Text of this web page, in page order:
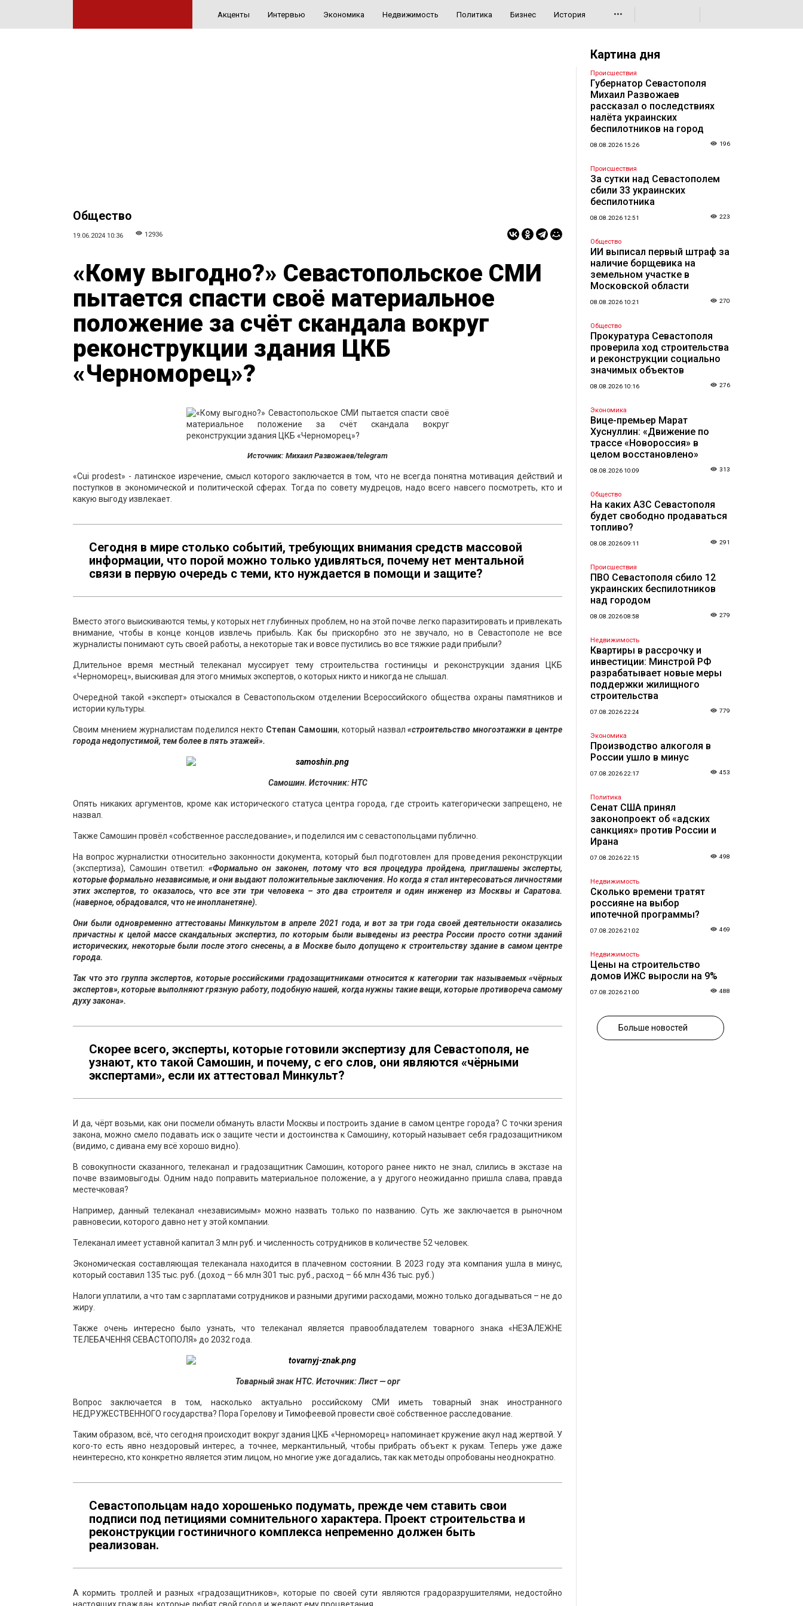
Акценты Интервью Экономика Недвижимость Политика Бизнес История •••
Общество
19.06.2024 10:36 12936
«Кому выгодно?» Севастопольское СМИ
пытается спасти своё материальное
положение за счёт скандала вокруг
реконструкции здания ЦКБ
«Черноморец»?
Источник: Михаил Развожаев/telegram
«Cui prodest» - латинское изречение, смысл которого заключается в том, что не всегда понятна мотивация действий и
поступков в экономической и политической сферах. Тогда по совету мудрецов, надо всего навсего посмотреть, кто и
какую выгоду извлекает.
Сегодня в мире столько событий, требующих внимания средств массовой
информации, что порой можно только удивляться, почему нет ментальной
связи в первую очередь с теми, кто нуждается в помощи и защите?
Вместо этого выискиваются темы, у которых нет глубинных проблем, но на этой почве легко паразитировать и привлекать
внимание, чтобы в конце концов извлечь прибыль. Как бы прискорбно это не звучало, но в Севастополе не все
журналисты понимают суть своей работы, а некоторые так и вовсе пустились во все тяжкие ради прибыли?
Длительное время местный телеканал муссирует тему строительства гостиницы и реконструкции здания ЦКБ
«Черноморец», выискивая для этого мнимых экспертов, о которых никто и никогда не слышал.
Очередной такой «эксперт» отыскался в Севастопольском отделении Всероссийского общества охраны памятников и
истории культуры.
Своим мнением журналистам поделился некто Степан Самошин, который назвал«строительство многоэтажки в центре
города недопустимой, тем более в пять этажей».
Самошин. Источник: НТС
Опять никаких аргументов, кроме как исторического статуса центра города, где строить категорически запрещено, не
назвал.
Также Самошин провёл «собственное расследование», и поделился им с севастопольцами публично.
На вопрос журналистки относительно законности документа, который был подготовлен для проведения реконструкции
(экспертиза), Самошин ответил: «Формально он законен, потому что вся процедура пройдена, приглашены эксперты,
которые формально независимые, и они выдают положительные заключения. Но когда я стал интересоваться личностями
этих экспертов, то оказалось, что все эти три человека – это два строителя и один инженер из Москвы и Саратова.
(наверное, обрадовался, что не инопланетяне).
Они были одновременно аттестованы Минкультом в апреле 2021 года, и вот за три года своей деятельности оказались
причастны к целой массе скандальных экспертиз, по которым были выведены из реестра России просто сотни зданий
исторических, некоторые были после этого снесены, а в Москве было допущено к строительству здание в самом центре
города.
Так что это группа экспертов, которые российскими градозащитниками относится к категории так называемых «чёрных
экспертов», которые выполняют грязную работу, подобную нашей, когда нужны такие вещи, которые противореча самому
духу закона».
Скорее всего, эксперты, которые готовили экспертизу для Севастополя, не
узнают, кто такой Самошин, и почему, с его слов, они являются «чёрными
экспертами», если их аттестовал Минкульт?
И да, чёрт возьми, как они посмели обмануть власти Москвы и построить здание в самом центре города? С точки зрения
закона, можно смело подавать иск о защите чести и достоинства к Самошину, который называет себя градозащитником
(видимо, с дивана ему всё хорошо видно).
В совокупности сказанного, телеканал и градозащитник Самошин, которого ранее никто не знал, слились в экстазе на
почве взаимовыгоды. Одним надо поправить материальное положение, а у другого неожиданно пришла слава, правда
местечковая?
Например, данный телеканал «независимым» можно назвать только по названию. Суть же заключается в рыночном
равновесии, которого давно нет у этой компании.
Телеканал имеет уставной капитал 3 млн руб. и численность сотрудников в количестве 52 человек.
Экономическая составляющая телеканала находится в плачевном состоянии. В 2023 году эта компания ушла в минус,
который составил 135 тыс. руб. (доход – 66 млн 301 тыс. руб., расход – 66 млн 436 тыс. руб.)
Налоги уплатили, а что там с зарплатами сотрудников и разными другими расходами, можно только догадываться – не до
жиру.
Также очень интересно было узнать, что телеканал является правообладателем товарного знака «НЕЗАЛЕЖНЕ
ТЕЛЕБАЧЕННЯ СЕВАСТОПОЛЯ» до 2032 года.
Товарный знак НТС. Источник: Лист — орг
Вопрос заключается в том, насколько актуально российскому СМИ иметь товарный знак иностранного
НЕДРУЖЕСТВЕННОГО государства? Пора Горелову и Тимофеевой провести своё собственное расследование.
Таким образом, всё, что сегодня происходит вокруг здания ЦКБ «Черноморец» напоминает кружение акул над жертвой. У
кого-то есть явно нездоровый интерес, а точнее, меркантильный, чтобы прибрать объект к рукам. Теперь уже даже
неинтересно, кто конкретно является этим лицом, но многие уже догадались, так как методы опробованы неоднократно.
Севастопольцам надо хорошенько подумать, прежде чем ставить свои
подписи под петициями сомнительного характера. Проект строительства и
реконструкции гостиничного комплекса непременно должен быть
реализован.
А кормить троллей и разных «градозащитников», которые по своей сути являются градоразрушителями, недостойно
Картина дня
Происшествия
Губернатор Севастополя
Михаил Развожаев
рассказал о последствиях
налёта украинских
беспилотников на город
08.08.2026 15:26 196
Происшествия
За сутки над Севастополем
сбили 33 украинских
беспилотника
08.08.2026 12:51 223
Общество
ИИ выписал первый штраф за
наличие борщевика на
земельном участке в
Московской области
08.08.2026 10:21 270
Общество
Прокуратура Севастополя
проверила ход строительства
и реконструкции социально
значимых объектов
08.08.2026 10:16 276
Экономика
Вице-премьер Марат
Хуснуллин: «Движение по
трассе «Новороссия» в
целом восстановлено»
08.08.2026 10:09 313
Общество
На каких АЗС Севастополя
будет свободно продаваться
топливо?
08.08.2026 09:11 291
Происшествия
ПВО Севастополя сбило 12
украинских беспилотников
над городом
08.08.2026 08:58 279
Недвижимость
Квартиры в рассрочку и
инвестиции: Минстрой РФ
разрабатывает новые меры
поддержки жилищного
строительства
07.08.2026 22:24 779
Экономика
Производство алкоголя в
России ушло в минус
07.08.2026 22:17 453
Политика
Сенат США принял
законопроект об «адских
санкциях» против России и
Ирана
07.08.2026 22:15 498
Недвижимость
Сколько времени тратят
россияне на выбор
ипотечной программы?
07.08.2026 21:02 469
Недвижимость
Цены на строительство
домов ИЖС выросли на 9%
07.08.2026 21:00 488
Больше новостей